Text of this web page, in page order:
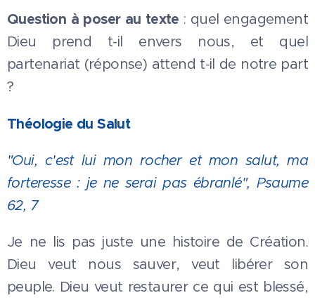
Question à poser au texte : quel engagement
Dieu prend t-il envers nous, et quel
partenariat (réponse) attend t-il de notre part
?
Théologie du Salut
"Oui, c'est lui mon rocher et mon salut, ma
forteresse : je ne serai pas ébranlé", Psaume
62, 7
Je ne lis pas juste une histoire de Création.
Dieu veut nous sauver, veut libérer son
peuple. Dieu veut restaurer ce qui est blessé,